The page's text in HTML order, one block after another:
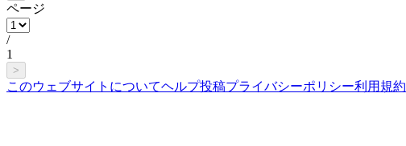
ページ
/
1
>
このウェブサイトについてヘルプ投稿プライバシーポリシー利用規約